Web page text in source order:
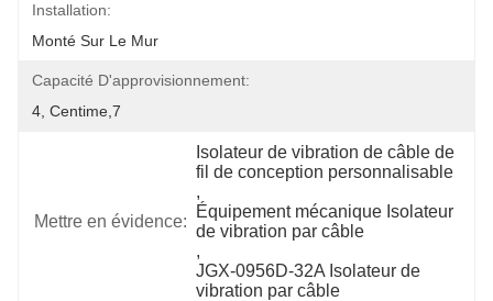
Installation:
Monté Sur Le Mur
Capacité D'approvisionnement:
4, Centime,7
Mettre en évidence:
Isolateur de vibration de câble de
fil de conception personnalisable
,
Équipement mécanique Isolateur
de vibration par câble
,
JGX-0956D-32A Isolateur de
vibration par câble